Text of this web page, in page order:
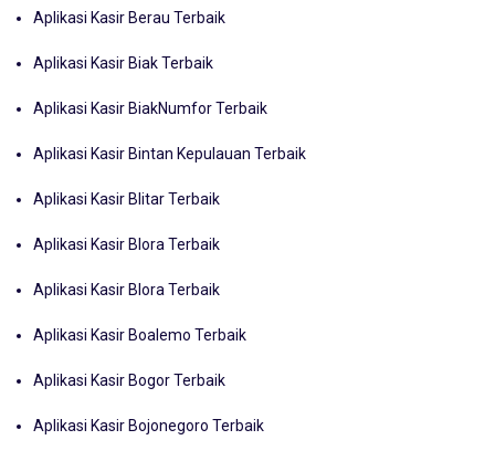
Aplikasi Kasir Berau Terbaik
Aplikasi Kasir Biak Terbaik
Aplikasi Kasir BiakNumfor Terbaik
Aplikasi Kasir Bintan Kepulauan Terbaik
Aplikasi Kasir Blitar Terbaik
Aplikasi Kasir Blora Terbaik
Aplikasi Kasir Blora Terbaik
Aplikasi Kasir Boalemo Terbaik
Aplikasi Kasir Bogor Terbaik
Aplikasi Kasir Bojonegoro Terbaik